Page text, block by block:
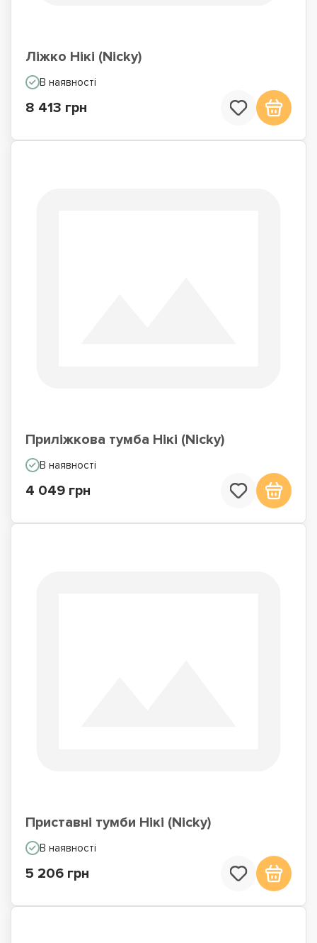
Ліжко Нікі (Nicky)
В наявності
8 413 грн
Приліжкова тумба Нікі (Nicky)
В наявності
4 049 грн
Приставні тумби Нікі (Nicky)
В наявності
5 206 грн